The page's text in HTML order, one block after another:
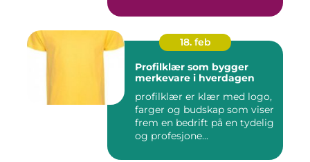
18. feb
Profilklær som bygger
merkevare i hverdagen
profilklær er klær med logo,
farger og budskap som viser
frem en bedrift på en tydelig
og profesjone...